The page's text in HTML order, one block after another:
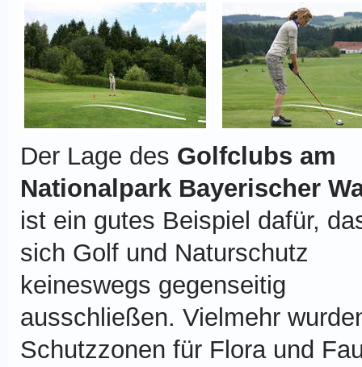
Der Lage des Golfclubs am
Nationalpark Bayerischer
ist ein gutes Beispiel dafür,
sich Golf und Naturschutz
keineswegs gegenseitig
ausschließen. Vielmehr
Schutzzonen für Flora und